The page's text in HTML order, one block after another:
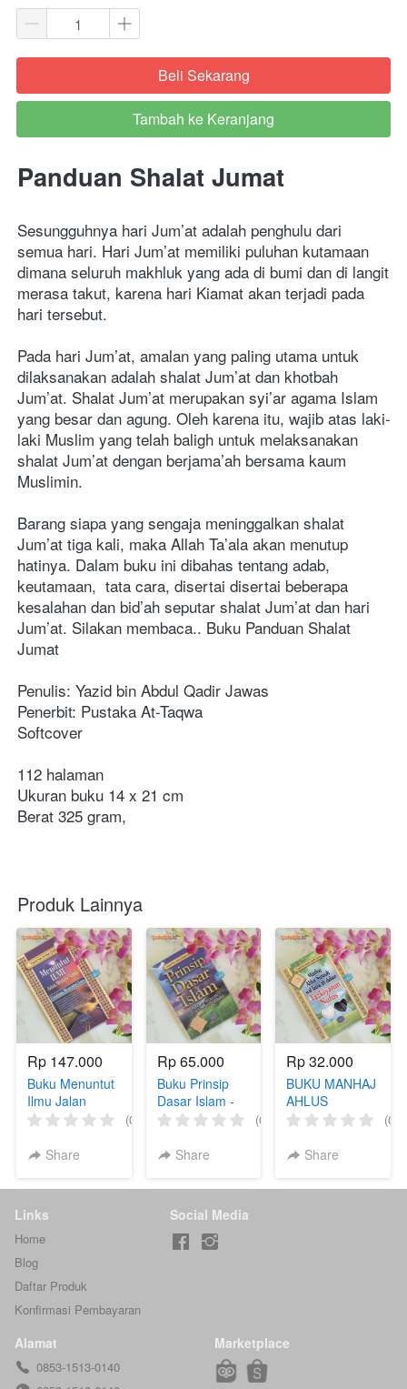
`Beli Sekarang
`
Tambah ke Keranjang
Panduan Shalat Jumat
Sesungguhnya hari Jum’at adalah penghulu dari
semua hari. Hari Jum’at memiliki puluhan kutamaan
dimana seluruh makhluk yang ada di bumi dan di langit
merasa takut, karena hari Kiamat akan terjadi pada
hari tersebut.
Pada hari Jum’at, amalan yang paling utama untuk
dilaksanakan adalah shalat Jum’at dan khotbah
Jum’at. Shalat Jum’at merupakan syi’ar agama Islam
yang besar dan agung. Oleh karena itu, wajib atas laki-
laki Muslim yang telah baligh untuk melaksanakan
shalat Jum’at dengan berjama’ah bersama kaum
Muslimin.
Barang siapa yang sengaja meninggalkan shalat
Jum’at tiga kali, maka Allah Ta’ala akan menutup
hatinya. Dalam buku ini dibahas tentang adab,
keutamaan,  tata cara, disertai disertai beberapa
kesalahan dan bid’ah seputar shalat Jum’at dan hari
Jum’at. Silakan membaca.. Buku Panduan Shalat
Jumat
Penulis: Yazid bin Abdul Qadir Jawas
Penerbit: Pustaka At-Taqwa
Softcover
112 halaman
Ukuran buku 14 x 21 cm
Berat 325 gram,
Produk Lainnya
Rp 147.000
Buku Menuntut
Ilmu Jalan
Menuju Surga -
Qadir Jawas
(0)
Share
Rp 65.000
Buku Prinsip
Dasar Islam -
Yazid bin Abdul
(0)
Share
Rp 32.000
BUKU MANHAJ
AHLUS
SUNNAH WAL
DALAM
NUFUS (AT-
(0)
Share
Links
Home
Blog
Daftar Produk
Konfirmasi Pembayaran
Social Media
Alamat
0853-1513-0140
Marketplace